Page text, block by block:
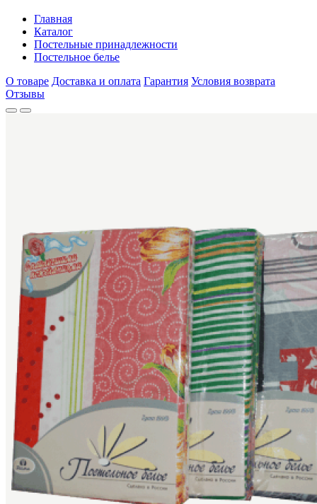
Главная
Каталог
Постельные принадлежности
Постельное белье
О товаре Доставка и оплата Гарантия Условия возврата
Отзывы